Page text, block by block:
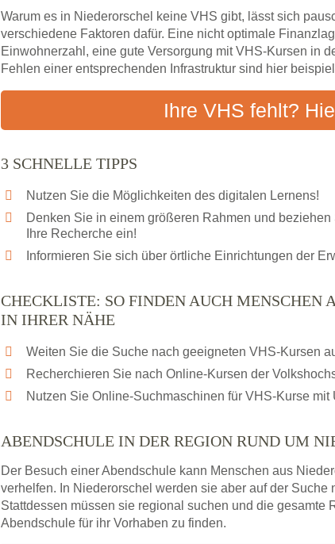
Abendschule in der Region rund um Niederorschel
VHS steht für Erwachsenenbildung
Online-Kurse: Alternative Angebote zum VHS-Kurs
Checkliste: Darauf kommt es bei
Warum es in Niederorschel keine VHS gibt, lässt sich
verschiedene Faktoren dafür. Eine nicht optimale
Einwohnerzahl, eine gute Versorgung mit VHS-Kursen in
Fehlen einer entsprechenden Infrastruktur sind hier
Ihre VHS fehlt?
3 SCHNELLE TIPPS
Nutzen Sie die Möglichkeiten des digitalen Lernens!
Denken Sie in einem größeren Rahmen und
Ihre Recherche ein!
Informieren Sie sich über örtliche Einrichtungen der
CHECKLISTE: SO FINDEN AUCH MENSCHEN
IN IHRER NÄHE
Weiten Sie die Suche nach geeigneten VHS-Kursen
Recherchieren Sie nach Online-Kursen der
Nutzen Sie Online-Suchmaschinen für VHS-Kurse mit
ABENDSCHULE IN DER REGION RUND UM
Der Besuch einer Abendschule kann Menschen aus
verhelfen. In Niederorschel werden sie aber auf der Suche
Stattdessen müssen sie regional suchen und die gesamte
Abendschule für ihr Vorhaben zu finden.